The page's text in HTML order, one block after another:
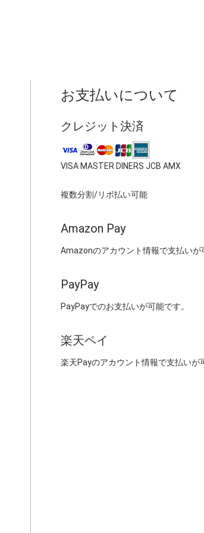
お支払いについて
クレジット決済
VISA MASTER DINERS JCB AMX
複数分割/リボ払い可能
Amazon Pay
Amazonのアカウント情報で支払いが
PayPay
PayPayでのお支払いが可能です。
楽天ペイ
楽天Payのアカウント情報で支払いが